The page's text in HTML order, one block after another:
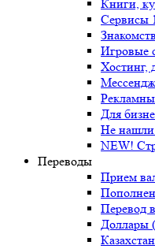
Книги,
Сервисы
Игровые
Хостинг,
Для
Не нашли
NEW!
Переводы
Прием
Перевод
Доллары
Казахстан